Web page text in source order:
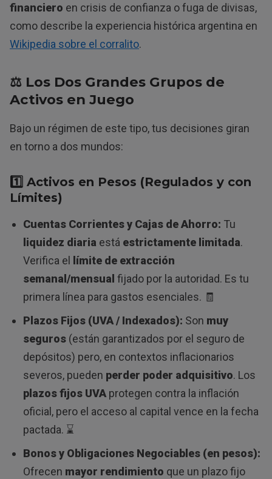
financiero en crisis de confianza o fuga de divisas,
como describe la experiencia histórica argentina en
Wikipedia sobre el corralito.
⚖️ Los Dos Grandes Grupos de
Activos en Juego
Bajo un régimen de este tipo, tus decisiones giran
en torno a dos mundos:
1️⃣ Activos en Pesos (Regulados y con
Límites)
Cuentas Corrientes y Cajas de Ahorro: Tu
liquidez diaria está estrictamente limitada.
Verifica el
límite de extracción
semanal/mensual fijado por la autoridad. Es tu
primera línea para gastos esenciales. 🧾
Plazos Fijos (UVA / Indexados): Son muy
seguros(están garantizados por el seguro de
depósitos) pero, en contextos inflacionarios
severos, pueden perder poder adquisitivo. Los
plazos fijos UVAprotegen contra la inflación
oficial, pero el acceso al capital vence en la fecha
pactada. ⌛
Bonos y Obligaciones Negociables (en pesos):
Ofrecen mayor rendimiento que un plazo fijo